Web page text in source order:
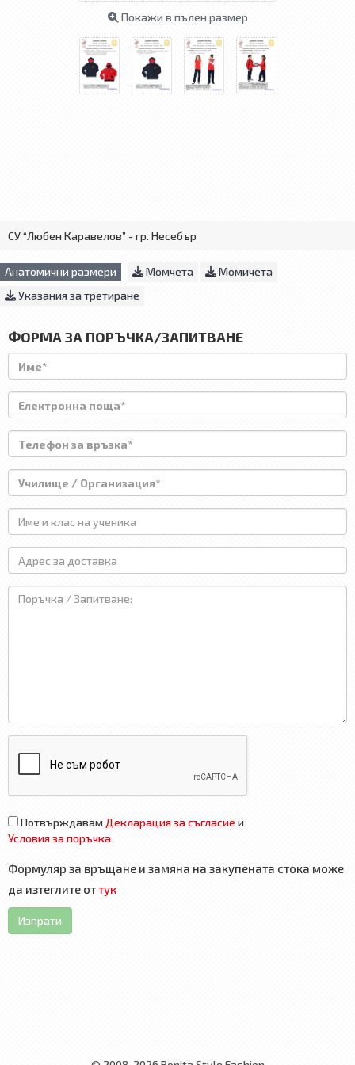
Покажи в пълен размер
СУ “Любен Каравелов” - гр. Несебър
Анатомични размери Момчета
Момичета
Указания за третиране
ФОРМА ЗА ПОРЪЧКА/ЗАПИТВАНЕ
Потвърждавам Декларация за съгласие и
Условия за поръчка
Формуляр за връщане и замяна на закупената стока може
да изтеглите оттук
Изпрати